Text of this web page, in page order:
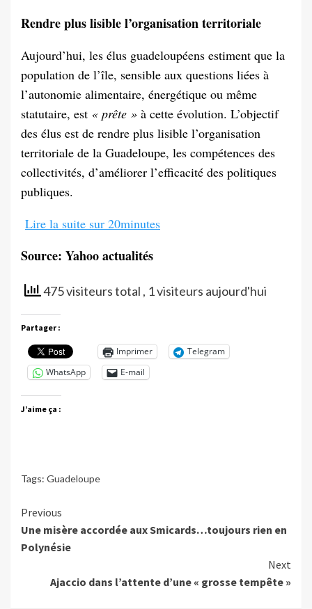
Rendre plus lisible l’organisation territoriale
Aujourd’hui, les élus guadeloupéens estiment que la
population de l’île, sensible aux questions liées à
l’autonomie alimentaire, énergétique ou même
statutaire, est « prête » à cette évolution. L’objectif
des élus est de rendre plus lisible l’organisation
territoriale de la Guadeloupe, les compétences des
collectivités, d’améliorer l’efficacité des politiques
publiques.
Lire la suite sur 20minutes
Source: Yahoo actualités
475 visiteurs total , 1 visiteurs aujourd'hui
Partager :
Imprimer
Telegram
WhatsApp
E-mail
J’aime ça :
Tags: Guadeloupe
Continue
Reading
Previous
Une misère accordée aux Smicards…toujours rien en
Polynésie
Next
Ajaccio dans l’attente d’une « grosse tempête »